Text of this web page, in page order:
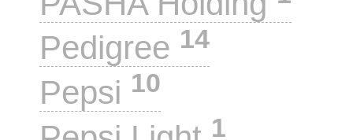
Pedigree 14
Pepsi 10
1